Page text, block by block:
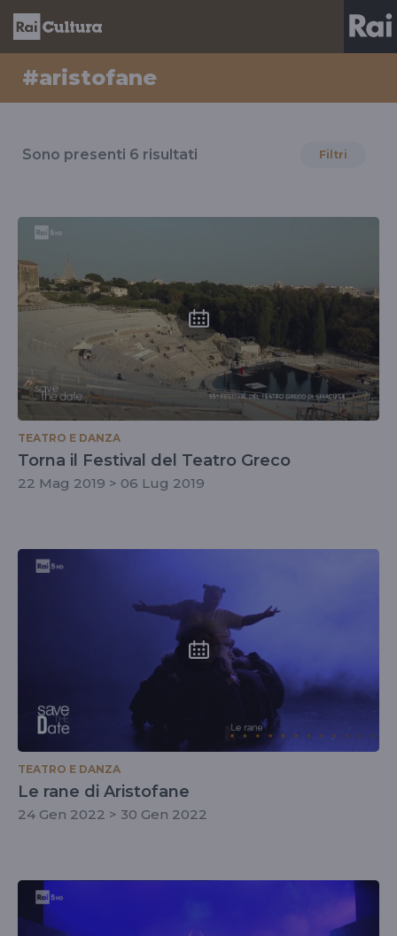
#aristofane
il
#aristofane
Sono presenti 6 risultati Filtri
TEATRO E DANZA
Torna il Festival del Teatro Greco
22 Mag 2019 > 06 Lug 2019
TEATRO E DANZA
Le rane di Aristofane
24 Gen 2022 > 30 Gen 2022